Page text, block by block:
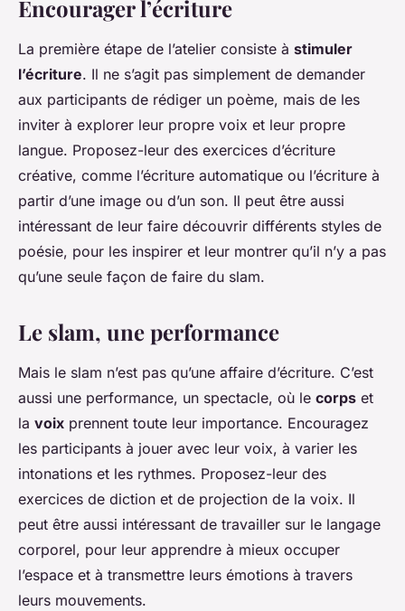
Encourager l’écriture
La première étape de l’atelier consiste à stimuler
l’écriture. Il ne s’agit pas simplement de demander
aux participants de rédiger un poème, mais de les
inviter à explorer leur propre voix et leur propre
langue. Proposez-leur des exercices d’écriture
créative, comme l’écriture automatique ou l’écriture à
partir d’une image ou d’un son. Il peut être aussi
intéressant de leur faire découvrir différents styles de
poésie, pour les inspirer et leur montrer qu’il n’y a pas
qu’une seule façon de faire du slam.
Le slam, une performance
Mais le slam n’est pas qu’une affaire d’écriture. C’est
aussi une performance, un spectacle, où le corps et
la voix prennent toute leur importance. Encouragez
les participants à jouer avec leur voix, à varier les
intonations et les rythmes. Proposez-leur des
exercices de diction et de projection de la voix. Il
peut être aussi intéressant de travailler sur le langage
corporel, pour leur apprendre à mieux occuper
l’espace et à transmettre leurs émotions à travers
leurs mouvements.